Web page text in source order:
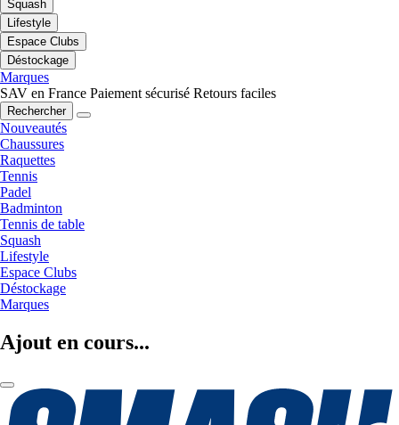
Squash
Lifestyle
Espace Clubs
Déstockage
Marques
SAV en France Paiement sécurisé Retours faciles
Rechercher
Nouveautés
Chaussures
Raquettes
Tennis
Padel
Badminton
Tennis de table
Squash
Lifestyle
Espace Clubs
Déstockage
Marques
Ajout en cours...